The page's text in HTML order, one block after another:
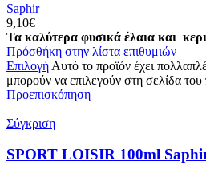
Saphir
9,10€
Τα καλύτερα φυσικά έλαια και
Πρόσθήκη στην λίστα επιθυμιών
Επιλογή Αυτό το προϊόν έχει
μπορούν να επιλεγούν στη σελίδα του
Προεπισκόπηση
Σύγκριση
SPORT LOISIR 100ml